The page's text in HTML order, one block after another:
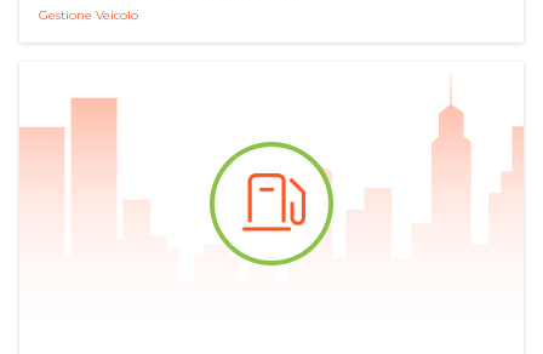
Gestione Veicolo